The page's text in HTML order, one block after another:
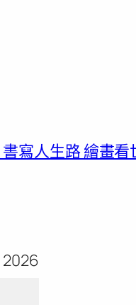
書寫人生路 繪畫
2026